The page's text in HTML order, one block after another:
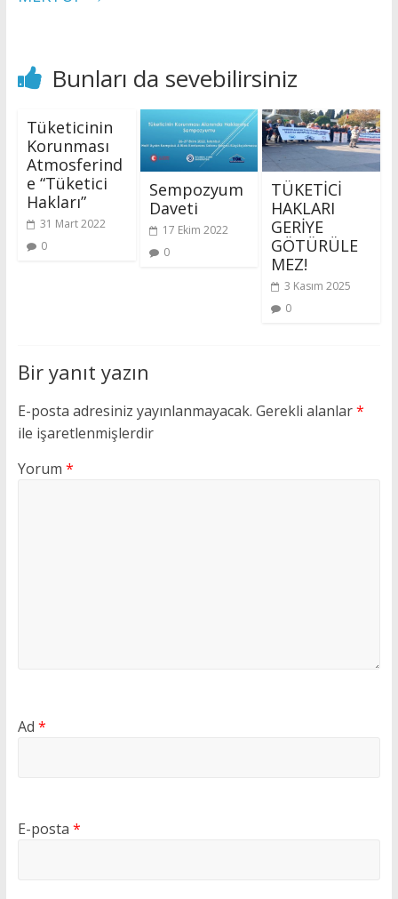
Bunları da sevebilirsiniz
Tüketicinin
Korunması
Atmosferind
e “Tüketici
Hakları”
31 Mart 2022
0
Sempozyum
Daveti
17 Ekim 2022
0
TÜKETİCİ
HAKLARI
GERİYE
GÖTÜRÜLE
MEZ!
3 Kasım 2025
0
Bir yanıt yazın
E-posta adresiniz yayınlanmayacak. Gerekli alanlar*
ile işaretlenmişlerdir
Yorum *
Ad *
E-posta *